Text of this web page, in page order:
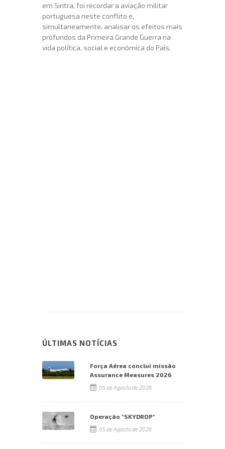
em Sintra, foi recordar a aviação militar
portuguesa neste conflito e,
simultaneamente, analisar os efeitos mais
profundos da Primeira Grande Guerra na
vida política, social e económica do País.
ÚLTIMAS NOTÍCIAS
Força Aérea conclui missão
Assurance Measures 2026
05 de Agosto de 2026
Operação "SKYDROP"
05 de Agosto de 2026